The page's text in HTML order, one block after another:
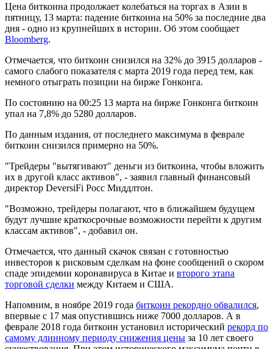
Цена биткоина продолжает колебаться на торгах в Азии в
пятницу, 13 марта: падение биткоина на 50% за последние два
дня - одно из крупнейших в истории. Об этом сообщает
Bloomberg.
Отмечается, что биткоин снизился на 32% до 3915 долларов -
самого слабого показателя с марта 2019 года перед тем, как
немного отыграть позиции на бирже Гонконга.
По состоянию на 00:25 13 марта на бирже Гонконга биткоин
упал на 7,8% до 5280 долларов.
По данным издания, от последнего максимума в феврале
биткоин снизился примерно на 50%.
"Трейдеры "вытягивают" деньги из биткоина, чтобы вложить
их в другой класс активов", - заявил главный финансовый
директор DeversiFi Росс Миддлтон.
"Возможно, трейдеры полагают, что в ближайшем будущем
будут лучшие краткосрочные возможности перейти к другим
классам активов", - добавил он.
Отмечается, что данный скачок связан с готовностью
инвесторов к рисковым сделкам на фоне сообщений о скором
спаде эпидемии коронавируса в Китае и второго этапа
торговой сделки между Китаем и США.
Напомним, в ноябре 2019 года биткоин рекордно обвалился,
впервые с 17 мая опустившись ниже 7000 долларов. А в
феврале 2018 года биткоин установил исторический рекорд по
самому длинному периоду снижения цены за 10 лет своего